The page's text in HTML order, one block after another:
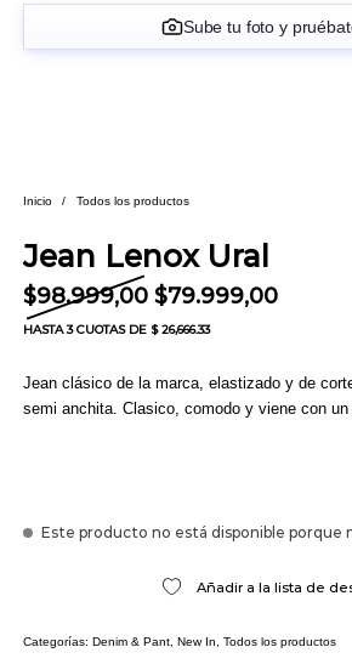
Inicio / Todos los productos
Jean Lenox Ural
$98.999,00 El precio original
$79.999,00El
HASTA3 CUOTASDE $ 26,666.33
Jean clásico de la marca, elastizado y de
semi anchita. Clasico, comodo y viene con un
Este producto no está disponible porque
Sube tu foto y
Añadir a la lista de
Categorías: Denim & Pant, New In Todos los productos